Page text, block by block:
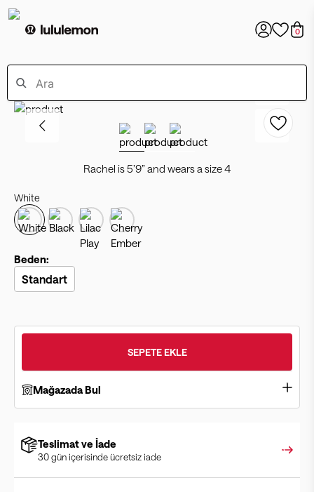
0
Rachel is 5’9” and wears a size 4
White
Beden:
Standart
SEPETE EKLE
Mağazada Bul
Teslimat ve İade
30 gün içerisinde ücretsiz iade